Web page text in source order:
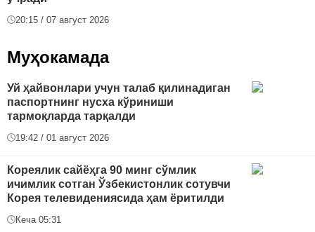
20:15 / 07 август 2026
Муҳокамада
Уй ҳайвонлари учун талаб қилинадиган
паспортнинг нусха кўриниши
тармоқларда тарқалди
19:42 / 01 август 2026
Кореялик сайёҳга 90 минг сўмлик
ичимлик сотган Ўзбекистонлик сотувчи
Корея телевидениясида ҳам ёритилди
Кеча 05:31